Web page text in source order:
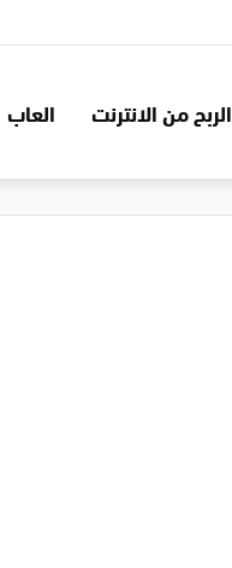
الربح من الانترنت العاب